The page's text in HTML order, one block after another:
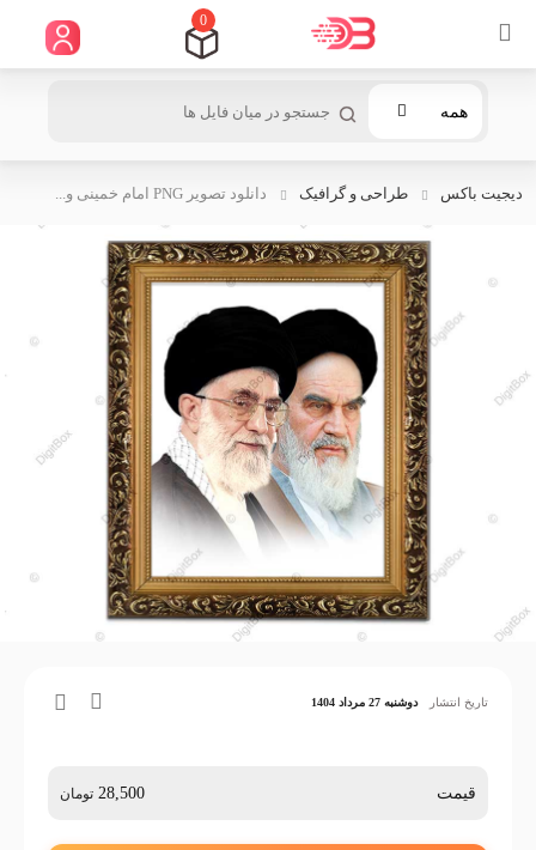
0
همه
دیجیت باکس طراحی و گرافیک دانلود تصویر PNG امام خمینی و...
تاریخ انتشار دوشنبه 27 مرداد 1404
قیمت 28,500 تومان